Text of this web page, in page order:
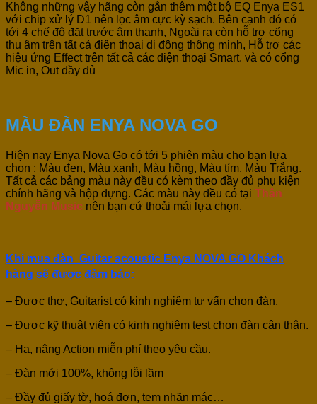
Không những vậy hãng còn gắn thêm một bộ EQ Enya ES1
với chip xử lý D1 nên lọc âm cực kỳ sạch. Bên cạnh đó có
tới 4 chế độ đặt trước âm thanh, Ngoài ra còn hỗ trợ cổng
thu âm trên tất cả điện thoại di động thông minh, Hỗ trợ các
hiệu ứng Effect trên tất cả các điện thoại Smart. và có cổng
Mic in, Out đầy đủ
MÀU ĐÀN ENYA NOVA GO
Hiện nay Enya Nova Go có tới 5 phiên màu cho bạn lựa
chọn : Màu đen, Màu xanh, Màu hồng, Màu tím, Màu Trắng.
Tất cả các bảng màu này đều có kèm theo đầy đủ phụ kiện
chính hãng và hộp đựng. Các màu này đều có tại Thân
Nguyễn Music nên bạn cứ thoải mái lựa chọn.
Khi mua đàn Guitar acoustic Enya NOVA GO Khách
hàng sẽ được đảm bảo:
– Được thợ, Guitarist có kinh nghiệm tư vấn chọn đàn.
– Được kỹ thuật viên có kinh nghiệm test chọn đàn cận thận.
– Hạ, nâng Action miễn phí theo yêu cầu.
– Đàn mới 100%, không lỗi lầm
– Đầy đủ giấy tờ, hoá đơn, tem nhãn mác…